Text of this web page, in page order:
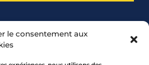
le consentement aux